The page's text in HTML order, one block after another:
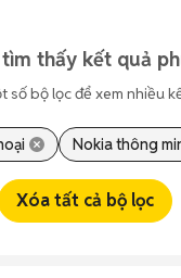
thấy kết quả
số bộ lọc để xem nhiều
Nokia thông
Xóa tất cả bộ lọc